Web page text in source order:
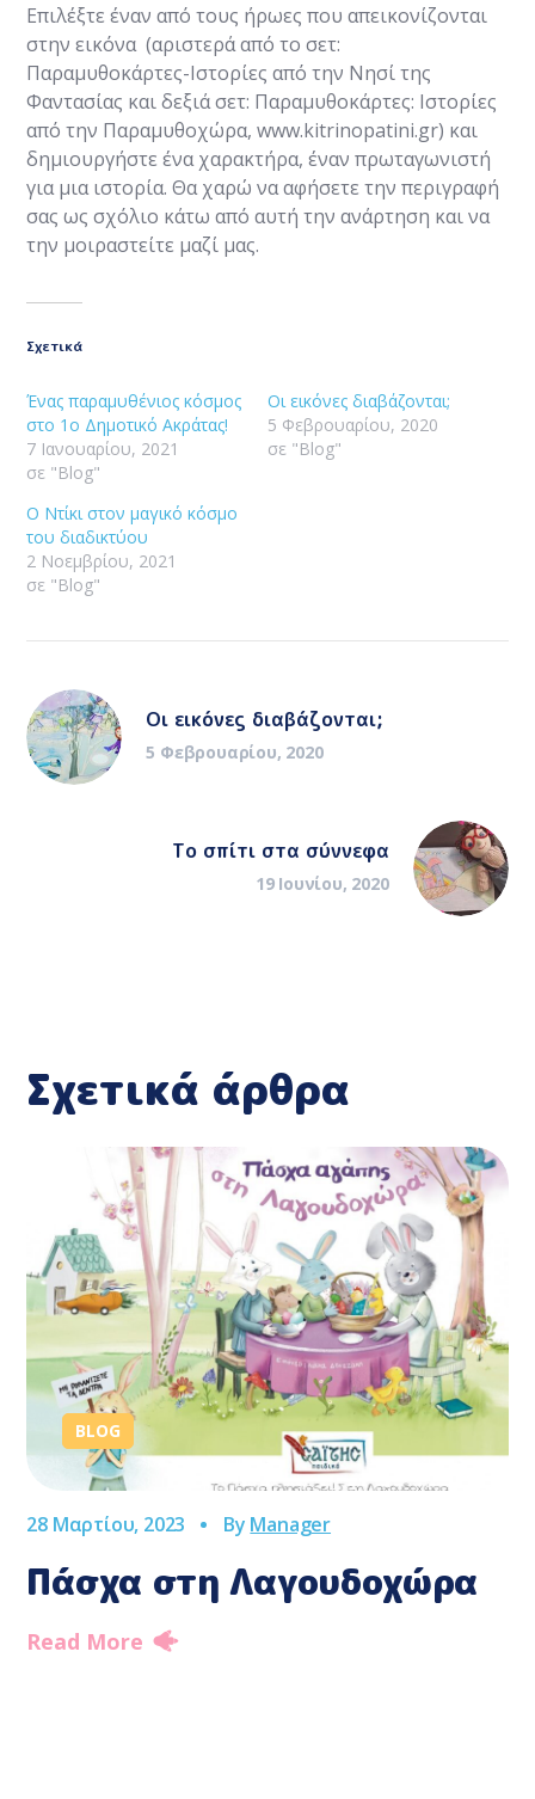
Επιλέξτε έναν από τους ήρωες που απεικονίζονται
στην εικόνα (αριστερά από το σετ:
Παραμυθοκάρτες-Ιστορίες από την Νησί της
Φαντασίας και δεξιά σετ: Παραμυθοκάρτες: Ιστορίες
από την Παραμυθοχώρα, www.kitrinopatini.gr) και
δημιουργήστε ένα χαρακτήρα, έναν πρωταγωνιστή
για μια ιστορία. Θα χαρώ να αφήσετε την περιγραφή
σας ως σχόλιο κάτω από αυτή την ανάρτηση και να
την μοιραστείτε μαζί μας.
Σχετικά
Ένας παραμυθένιος κόσμος
στο 1ο Δημοτικό Ακράτας!
7 Ιανουαρίου, 2021
σε "Blog"
Οι εικόνες διαβάζονται;
5 Φεβρουαρίου, 2020
σε "Blog"
O Ντίκι στον μαγικό κόσμο
του διαδικτύου
2 Νοεμβρίου, 2021
σε "Blog"
Οι εικόνες διαβάζονται;
5 Φεβρουαρίου, 2020
Το σπίτι στα σύννεφα
19 Ιουνίου, 2020
Σχετικά άρθρα
BLOG
28 Μαρτίου, 2023 By Manager
Πάσχα στη Λαγουδοχώρα
Read More